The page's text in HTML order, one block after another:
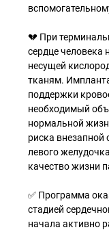
💔 При
сердце человека
несущей
тканям.
поддержки
необходимый
нормальной
риска внезапной
левого
качество жизни
✅ Программа
стадией
начала активно